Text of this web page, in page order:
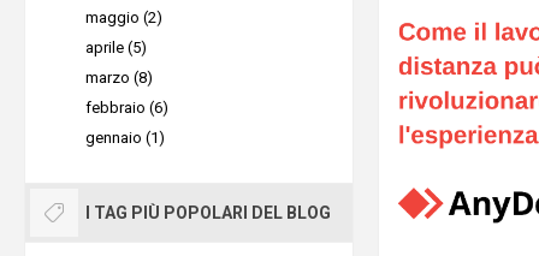
gestire i
lavoro
Secondo
stanno
tramite
migliaia
per
da
Ecco 5
utilizzare
maggio (2)
aprile (5)
marzo (8)
febbraio (6)
gennaio (1)
I TAG PIÙ POPOLARI DEL BLOG